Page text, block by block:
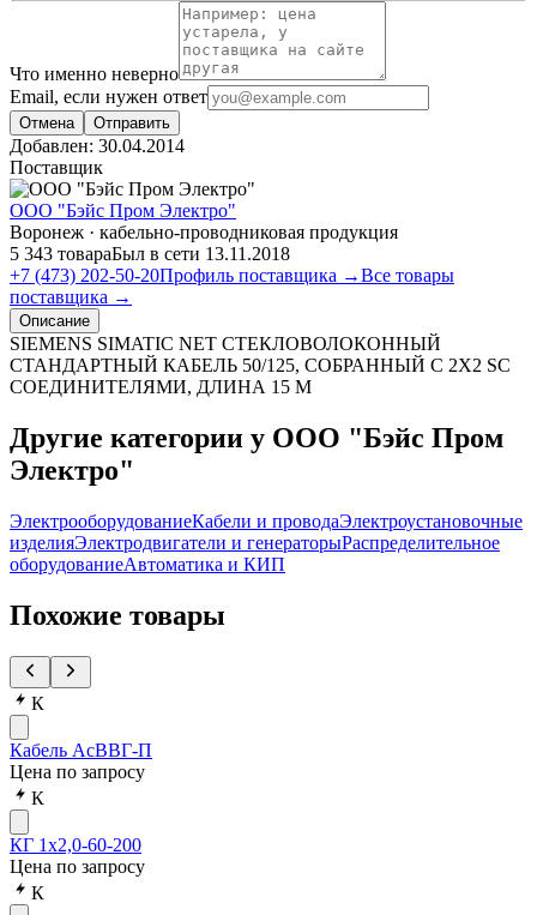
Что именно неверно
Email, если нужен ответ
Отмена Отправить
Добавлен: 30.04.2014
Поставщик
ООО "Бэйс Пром Электро"
Воронеж · кабельно-проводниковая продукция
5 343 товараБыл в сети 13.11.2018
+7 (473) 202-50-20Профиль поставщика →Все товары
поставщика →
Описание
SIEMENS SIMATIC NET СТЕКЛОВОЛОКОННЫЙ
СТАНДАРТНЫЙ КАБЕЛЬ 50/125, СОБРАННЫЙ С 2X2 SC
СОЕДИНИТЕЛЯМИ, ДЛИНА 15 M
Другие категории у ООО "Бэйс Пром
Электро"
ЭлектрооборудованиеКабели и проводаЭлектроустановочные
изделияЭлектродвигатели и генераторыРаспределительное
оборудованиеАвтоматика и КИП
Похожие товары
К
Кабель АсВВГ-П
Цена по запросу
К
КГ 1х2,0-60-200
Цена по запросу
К